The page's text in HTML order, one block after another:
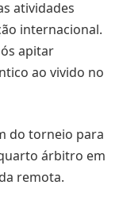
atividades
internacional.
apitar
ao vivido no
do torneio para
árbitro em
remota.